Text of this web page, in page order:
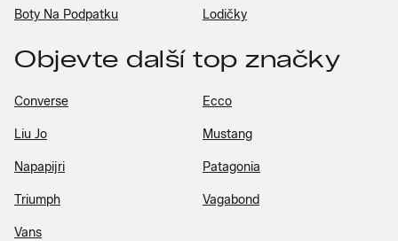
Boty Na Podpatku Lodičky
Objevte další top značky
Converse Ecco
Liu Jo Mustang
Napapijri Patagonia
Triumph Vagabond
Vans